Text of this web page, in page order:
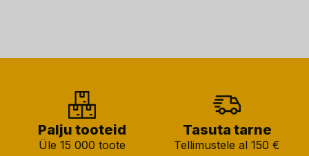
Palju tooteid
Üle 15 000 toote
Tasuta tarne
Tellimustele al 150 €